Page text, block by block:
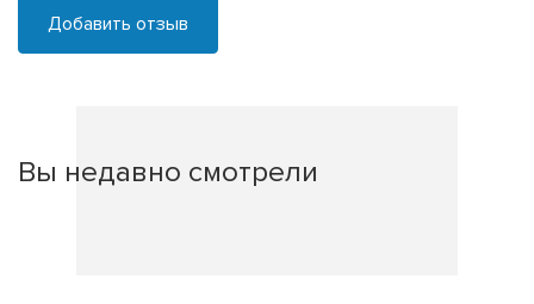
Добавить отзыв
Вы недавно смотрели